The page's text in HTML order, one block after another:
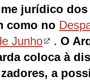
jurídico
como no
Junho
. O
coloca à
a